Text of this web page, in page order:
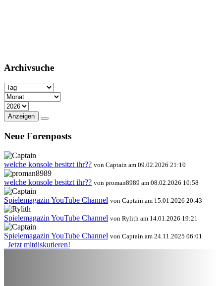
Archivsuche
Anzeigen
Neue Forenposts
welche konsole besitzt ihr?? von Captain am 09.02.2026 21:10
welche konsole besitzt ihr?? von proman8989 am 08.02.2026 10:58
Spielemagazin YouTube Channel von Captain am 15.01.2026 20:43
Spielemagazin YouTube Channel von Rylith am 14.01.2026 19:21
Spielemagazin YouTube Channel von Captain am 24.11.2025 06:01
Jetzt mitdiskutieren!